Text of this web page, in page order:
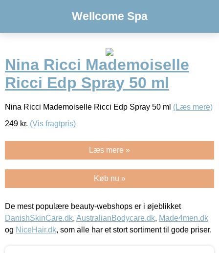
Wellcome Spa
Nina Ricci Mademoiselle
Ricci Edp Spray 50 ml
Nina Ricci Mademoiselle Ricci Edp Spray 50 ml (Læs mere)
249 kr. (Vis fragtpris)
Læs mere »
Køb nu »
De mest populære beauty-webshops er i øjeblikket
DanishSkinCare.dk, AustralianBodycare.dk, Made4men.dk
og NiceHair.dk, som alle har et stort sortiment til gode priser.